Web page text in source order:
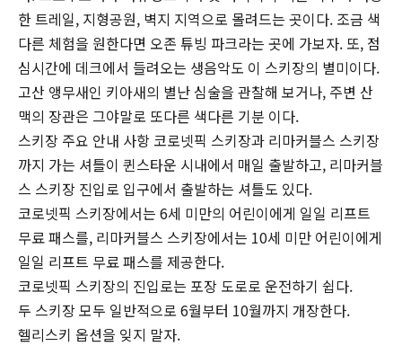
한 트레일, 지형공원, 벽지 지역으로 몰려드는 곳이다. 조금 색
다른 체험을 원한다면 오존 튜빙 파크라는 곳에 가보자. 또, 점
심시간에 데크에서 들려오는 생음악도 이 스키장의 별미이다.
고산 앵무새인 키아새의 별난 심술을 관찰해 보거나, 주변 산
맥의 장관은 그야말로 또다른 색다른 기분 이다.
스키장 주요 안내 사항 코로넷픽 스키장과 리마커블스 스키장
까지 가는 셔틀이 퀸스타운 시내에서 매일 출발하고, 리마커블
스 스키장 진입로 입구에서 출발하는 셔틀도 있다.
코로넷픽 스키장에서는 6세 미만의 어린이에게 일일 리프트
무료 패스를, 리마커블스 스키장에서는 10세 미만 어린이에게
일일 리프트 무료 패스를 제공한다.
코로넷픽 스키장의 진입로는 포장 도로로 운전하기 쉽다.
두 스키장 모두 일반적으로 6월부터 10월까지 개장한다.
헬리스키 옵션을 잊지 말자.